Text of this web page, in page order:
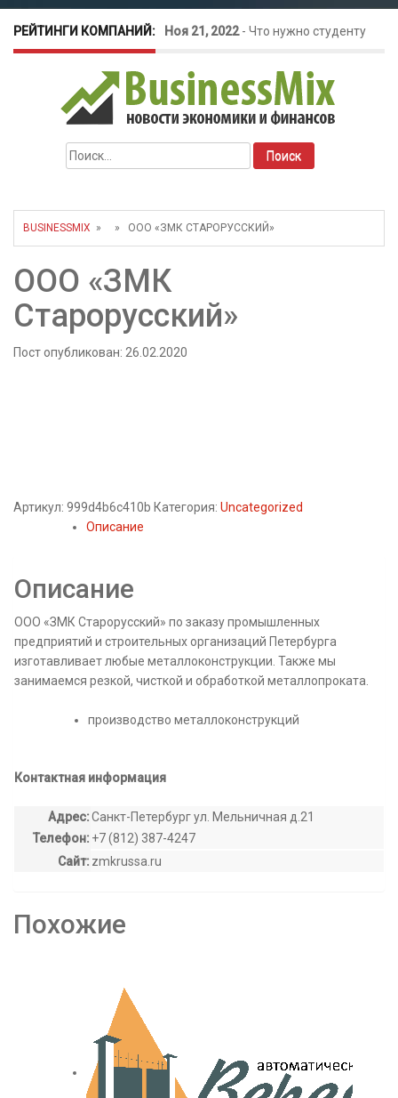
РЕЙТИНГИ КОМПАНИЙ: Ноя 21, 2022- Что нужно студенту
для открытия бизнеса?
Окт 26, 2022-Телефония для
amoCRM: лучшие инструменты для
бизнеса
Найти:
BUSINESSMIX » » ООО «ЗМК СТАРОРУССКИЙ»
ООО «ЗМК
Старорусский»
Пост опубликован: 26.02.2020
Артикул: 999d4b6c410b Категория: Uncategorized
Описание
Описание
ООО «ЗМК Старорусский» по заказу промышленных
предприятий и строительных организаций Петербурга
изготавливает любые металлоконструкции. Также мы
занимаемся резкой, чисткой и обработкой металлопроката.
производство металлоконструкций
Контактная информация
Адрес:Санкт-Петербург ул. Мельничная д.21
Телефон: +7 (812) 387-4247
Сайт: zmkrussa.ru
Похожие